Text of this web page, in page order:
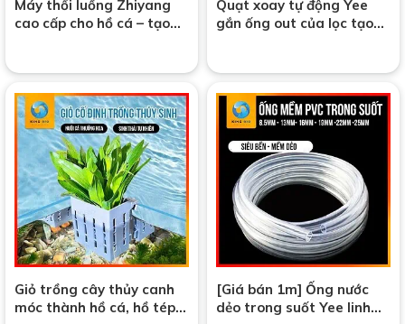
Máy thổi luồng Zhiyang
cao cấp cho hồ cá – tạo
Quạt xoay tự động Yee
gắn ống out của lọc tạo
Giỏ trồng cây thủy canh
móc thành hồ cá, hồ tép,
[Giá bán 1m] Ống nước
dẻo trong suốt Yee linh